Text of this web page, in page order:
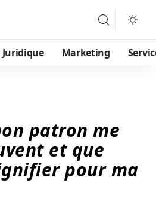
Juridique Marketing
patron me
et que
pour ma